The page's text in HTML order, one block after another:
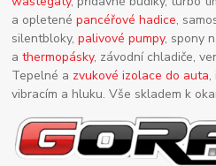
a opletenépancéřové hadice,
silentbloky,palivové pumpy, spony
athermopásky, závodní chladiče,
Tepelné a zvukové izolace do auta,
vibracím a hluku. Vše skladem k